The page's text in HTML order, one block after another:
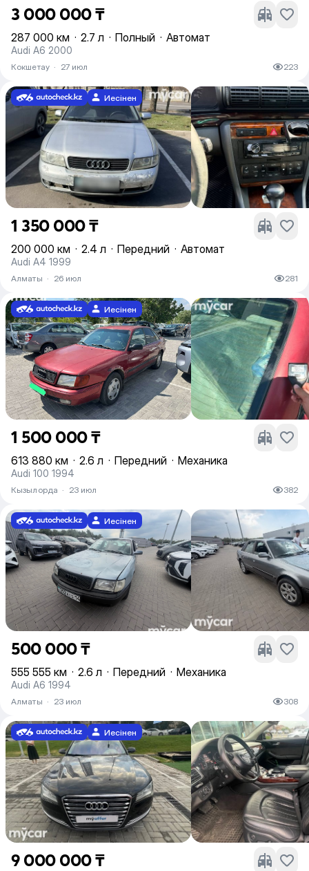
3 000 000 ₸
287 000 км · 2.7 л · Полный · Автомат
Audi A6 2000
Кокшетау · 27 июл 223
Иесінен
1 350 000 ₸
200 000 км · 2.4 л · Передний · Автомат
Audi A4 1999
Алматы · 26 июл 281
Иесінен
1 500 000 ₸
613 880 км · 2.6 л · Передний · Механика
Audi 100 1994
Кызылорда · 23 июл 382
Иесінен
500 000 ₸
555 555 км · 2.6 л · Передний · Механика
Audi A6 1994
Алматы · 23 июл 308
Иесінен
9 000 000 ₸